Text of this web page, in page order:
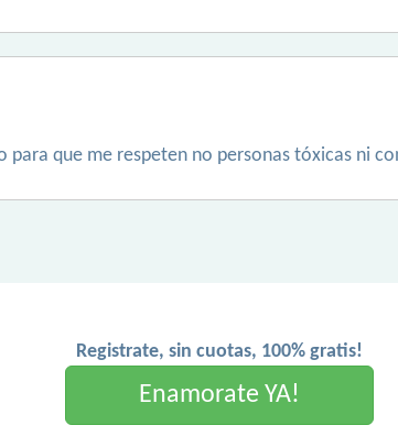
para que me respeten no personas tóxicas ni
Registrate, sin cuotas, 100% gratis!
Enamorate YA!